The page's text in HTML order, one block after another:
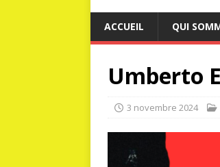
ACCUEIL QUI
Umberto
3 novembre 2024